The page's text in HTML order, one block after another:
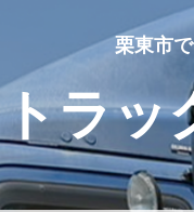
栗東市
トラッ